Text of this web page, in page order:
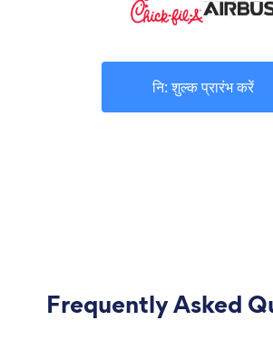
नि: शुल्क प्रारंभ करें
Frequently Asked